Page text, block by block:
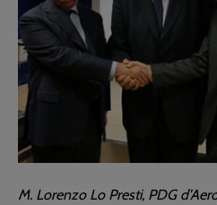
M. Lorenzo Lo Presti, PDG